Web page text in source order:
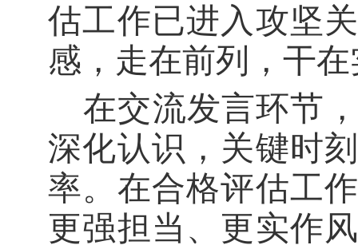
估工作已进入攻坚
感，走在前列，干
在交流发言环节
深化认识，关键时
率。 在合格评估工
更强担当、更实作